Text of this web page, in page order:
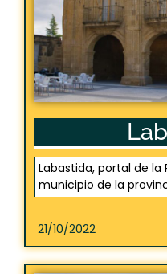
Labastida, portal de la
municipio de la
21/10/2022